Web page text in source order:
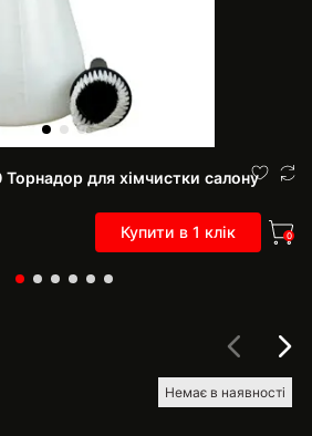
для хімчистки салону
Купити в 1 клік 0
Немає в наявності